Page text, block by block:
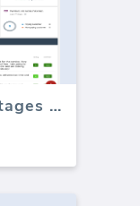
WooCommerce Démontages / Avis